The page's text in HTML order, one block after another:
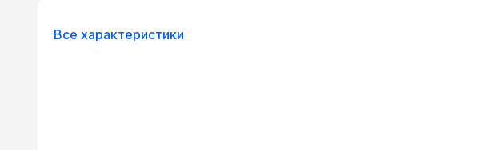
Все характеристики